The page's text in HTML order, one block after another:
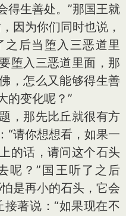
得生善处。”那国王就
因为你们同时也说，
后当堕入三恶道里
堕入三恶道里面，那
，怎么又能够得生善
的变化呢？”
那先比丘就很有方
“请你想想看，如果一
的话，请问这个石头
呢？”国王听了之后
是再小的石头，它会
著说：“如果现在不